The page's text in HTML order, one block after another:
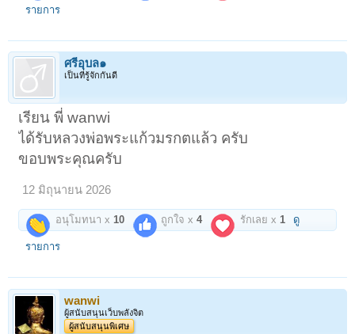
รายการ
ศรีอุบล๑
เป็นที่รู้จักกันดี
เรียน พี่ wanwi
ได้รับหลวงพ่อพระแก้วมรกตแล้ว ครับ
ขอบพระคุณครับ
12 มิถุนายน 2026
อนุโมทนา x10 ถูกใจ x4 รักเลย x1 ดู
รายการ
wanwi
ผู้สนับสนุนเว็บพลังจิต
ผู้สนับสนุนพิเศษ